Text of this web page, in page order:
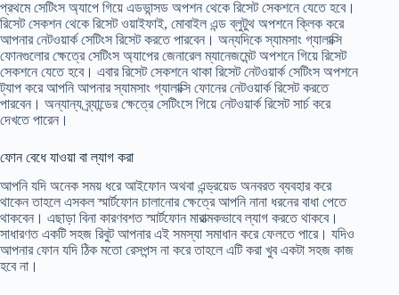
প্রথমে সেটিংস অ্যাপে গিয়ে এডভান্সড অপশন থেকে রিসেট সেকশনে যেতে হবে।
রিসেট সেকশন থেকে রিসেট ওয়াইফাই, মোবাইল এন্ড ব্লুটুথ অপশনে ক্লিক করে
আপনার নেটওয়ার্ক সেটিংস রিসেট করতে পারবেন। অন্যদিকে স্যামসাং গ্যালাক্সি
ফোনগুলোর ক্ষেত্রে সেটিংস অ্যাপের জেনারেল ম্যানেজমেন্ট অপশনে গিয়ে রিসেট
সেকশনে যেতে হবে। এবার রিসেট সেকশনে থাকা রিসেট নেটওয়ার্ক সেটিংস অপশনে
ট্যাপ করে আপনি আপনার স্যামসাং গ্যালাক্সি ফোনের নেটওয়ার্ক রিসেট করতে
পারবেন। অন্যান্য ব্র্যান্ডের ক্ষেত্রে সেটিংসে গিয়ে নেটওয়ার্ক রিসেট সার্চ করে
দেখতে পারেন।
ফোন বেধে যাওয়া বা ল্যাগ করা
আপনি যদি অনেক সময় ধরে আইফোন অথবা এন্ড্রয়েড অনবরত ব্যবহার করে
থাকেন তাহলে এসকল স্মার্টফোন চালানোর ক্ষেত্রে আপনি নানা ধরনের বাধা পেতে
থাকবেন। এছাড়া বিনা কারণবশত স্মার্টফোন মারাত্মকভাবে ল্যাগ করতে থাকবে।
সাধারণত একটি সহজ রিবুট আপনার এই সমস্যা সমাধান করে ফেলতে পারে। যদিও
আপনার ফোন যদি ঠিক মতো রেসপন্স না করে তাহলে এটি করা খুব একটা সহজ কাজ
হবে না।